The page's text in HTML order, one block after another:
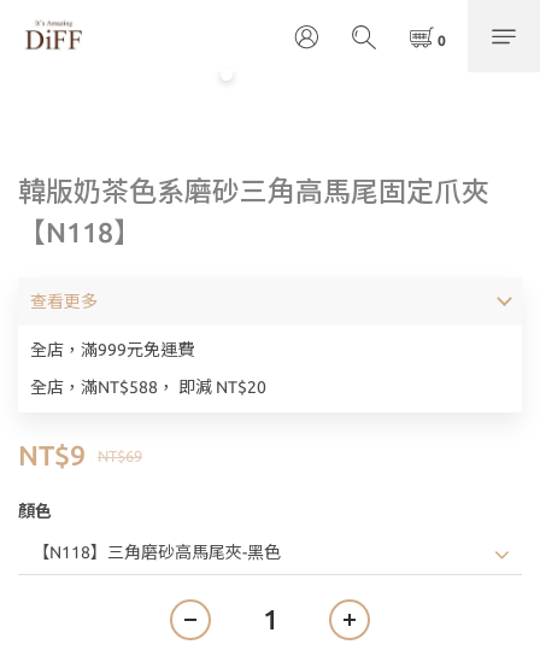
韓版奶茶色系磨砂三角高馬尾固定爪夾
【N118】
全店，滿999元免運費
全店，滿NT$588， 即減 NT$20
查看更多
NT$69
NT$9
顏色